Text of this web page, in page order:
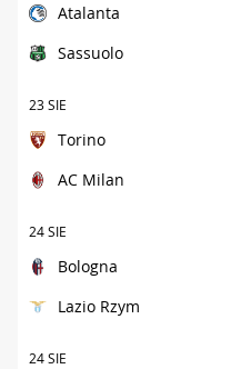
Atalanta
Sassuolo
23 SIE
Torino
AC Milan
24 SIE
Bologna
Lazio Rzym
24 SIE